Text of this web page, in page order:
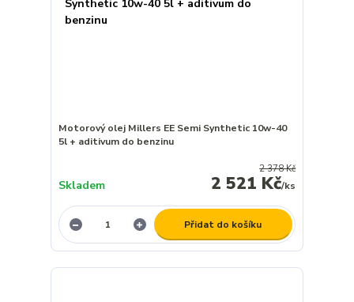
Motorový olej Millers EE Semi Synthetic 10w-40
5l + aditivum do benzinu
2 378 Kč
2 521 Kč/ks
Skladem
Přidat do košíku